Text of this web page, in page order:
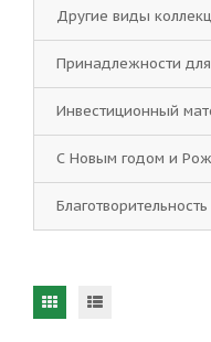
Другие виды
Принадлежности
Инвестиционный
С Новым годом и
Благотворительность